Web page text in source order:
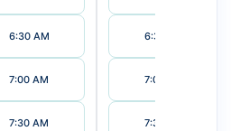
6:30 AM
7:00 AM
7:30 AM
6:30 AM
7:00 AM
7:30 AM